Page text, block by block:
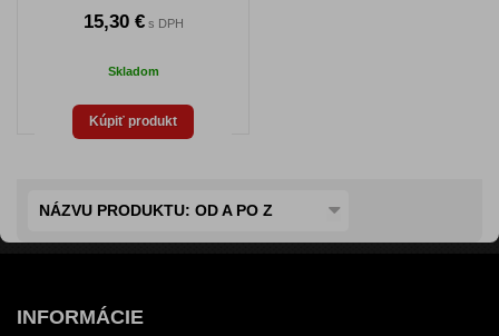
15,30 €s DPH
Skladom
Kúpiť produkt
NÁZVU PRODUKTU: OD A PO Z
INFORMÁCIE